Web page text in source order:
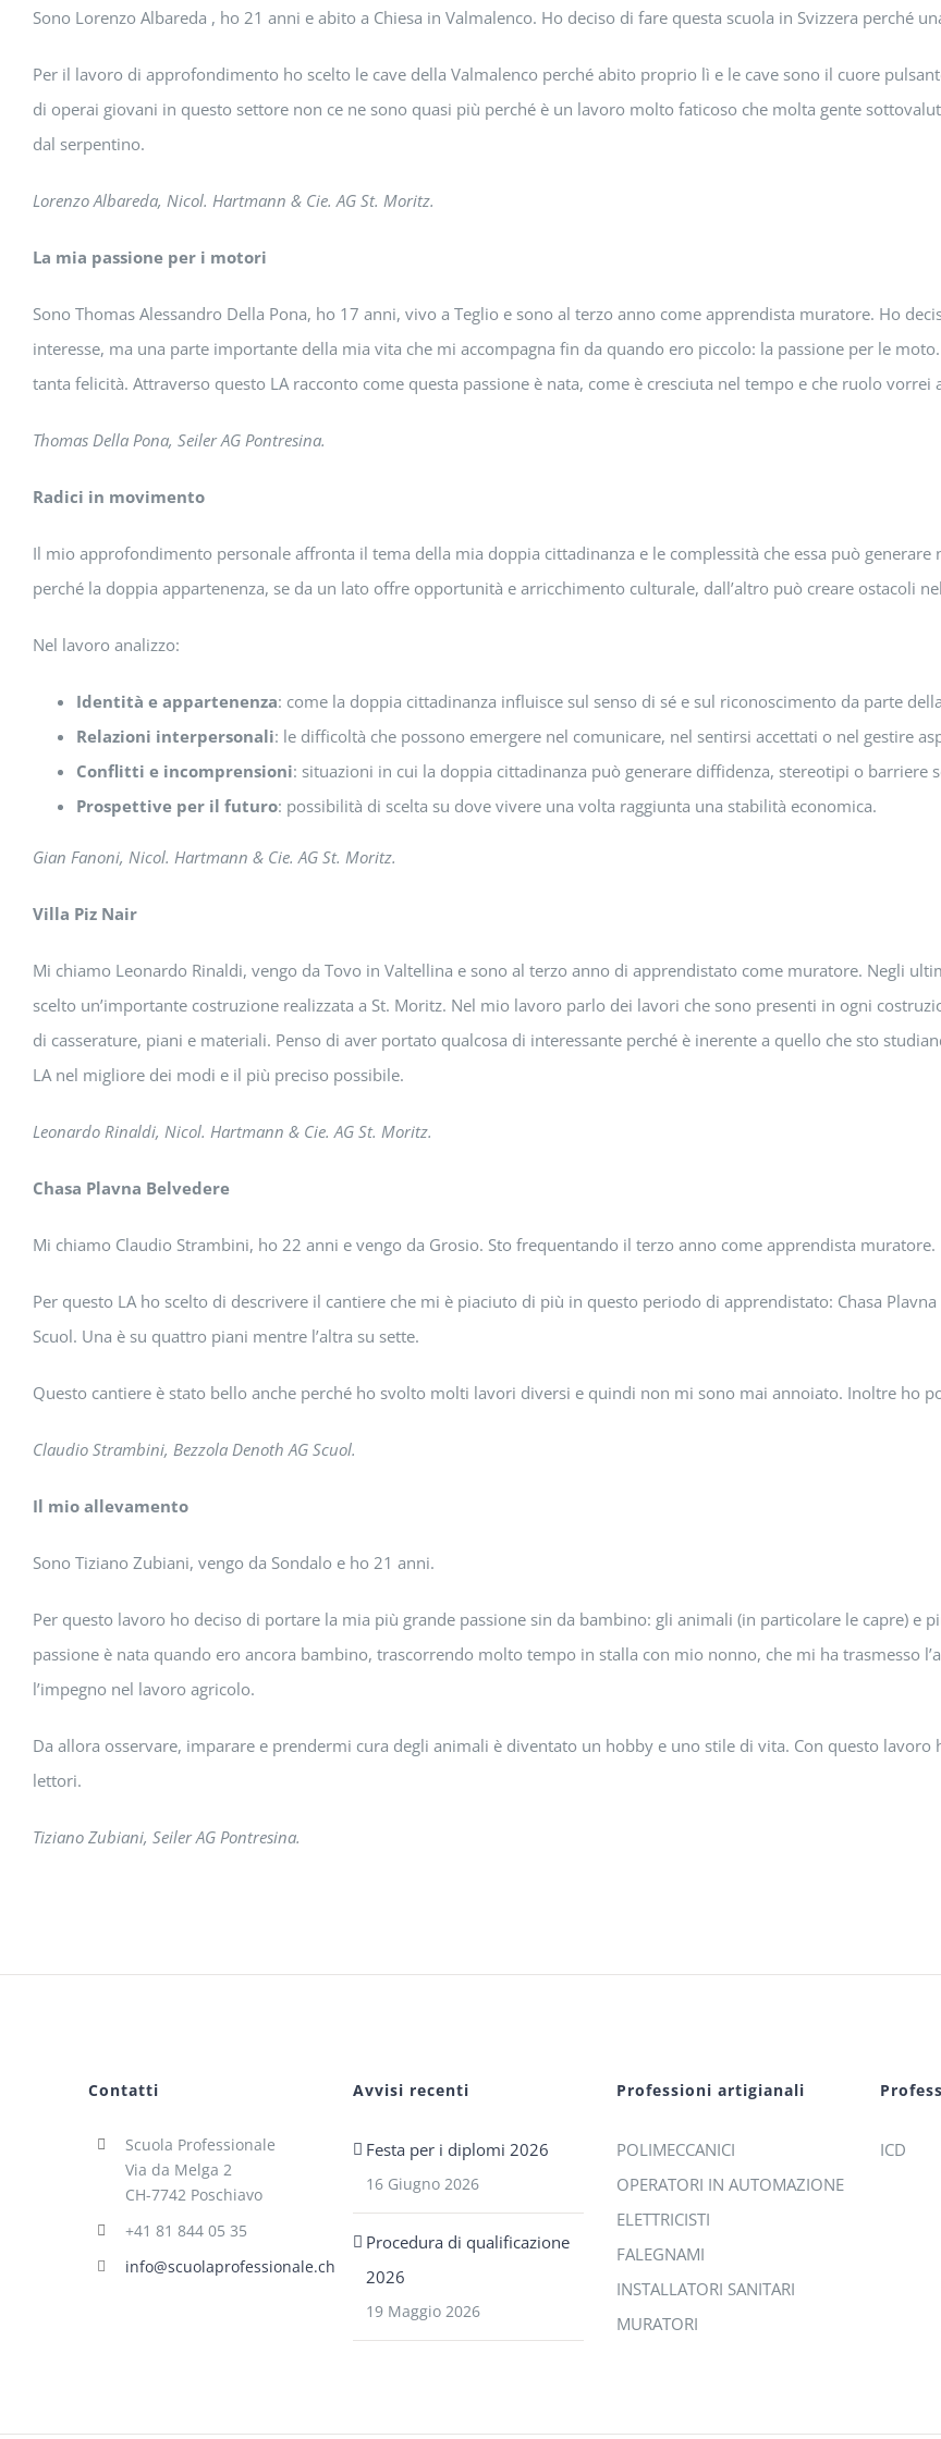
Sono Lorenzo Albareda , ho 21 anni e abito a Chiesa in Valmalenco. Ho deciso di fare questa scuola in Svizzera perché
Per il lavoro di approfondimento ho scelto le cave della Valmalenco perché abito proprio lì e le cave sono il cuore
di operai giovani in questo settore non ce ne sono quasi più perché è un lavoro molto faticoso che molta gente
dal serpentino.
Lorenzo Albareda, Nicol. Hartmann & Cie. AG St. Moritz.
La mia passione per i motori
Sono Thomas Alessandro Della Pona, ho 17 anni, vivo a Teglio e sono al terzo anno come apprendista muratore. Ho
interesse, ma una parte importante della mia vita che mi accompagna fin da quando ero piccolo: la passione per le
tanta felicità. Attraverso questo LA racconto come questa passione è nata, come è cresciuta nel tempo e che ruolo vorrei
Thomas Della Pona, Seiler AG Pontresina.
Radici in movimento
Il mio approfondimento personale affronta il tema della mia doppia cittadinanza e le complessità che essa può
perché la doppia appartenenza, se da un lato offre opportunità e arricchimento culturale, dall’altro può creare ostacoli
Nel lavoro analizzo:
Identità e appartenenza: come la doppia cittadinanza influisce sul senso di sé e sul riconoscimento da parte
Relazioni interpersonali: le difficoltà che possono emergere nel comunicare, nel sentirsi accettati o nel gestire
Conflitti e incomprensioni: situazioni in cui la doppia cittadinanza può generare diffidenza, stereotipi o barriere
Prospettive per il futuro: possibilità di scelta su dove vivere una volta raggiunta una stabilità economica.
Gian Fanoni, Nicol. Hartmann & Cie. AG St. Moritz.
Villa Piz Nair
Mi chiamo Leonardo Rinaldi, vengo da Tovo in Valtellina e sono al terzo anno di apprendistato come muratore. Negli
scelto un’importante costruzione realizzata a St. Moritz. Nel mio lavoro parlo dei lavori che sono presenti in ogni
di casserature, piani e materiali. Penso di aver portato qualcosa di interessante perché è inerente a quello che sto
LA nel migliore dei modi e il più preciso possibile.
Leonardo Rinaldi, Nicol. Hartmann & Cie. AG St. Moritz.
Chasa Plavna Belvedere
Mi chiamo Claudio Strambini, ho 22 anni e vengo da Grosio. Sto frequentando il terzo anno come apprendista muratore.
Per questo LA ho scelto di descrivere il cantiere che mi è piaciuto di più in questo periodo di apprendistato: Chasa
Scuol. Una è su quattro piani mentre l’altra su sette.
Questo cantiere è stato bello anche perché ho svolto molti lavori diversi e quindi non mi sono mai annoiato. Inoltre ho
Claudio Strambini, Bezzola Denoth AG Scuol.
Il mio allevamento
Sono Tiziano Zubiani, vengo da Sondalo e ho 21 anni.
Per questo lavoro ho deciso di portare la mia più grande passione sin da bambino: gli animali (in particolare le capre) e
passione è nata quando ero ancora bambino, trascorrendo molto tempo in stalla con mio nonno, che mi ha trasmesso
l’impegno nel lavoro agricolo.
Da allora osservare, imparare e prendermi cura degli animali è diventato un hobby e uno stile di vita. Con questo
lettori.
Tiziano Zubiani, Seiler AG Pontresina.
Contatti
Scuola Professionale
Via da Melga 2
CH-7742 Poschiavo
+41 81 844 05 35
info@scuolaprofessionale.ch
Avvisi recenti
Festa per i diplomi 2026
16 Giugno 2026
Procedura di qualificazione
2026
19 Maggio 2026
Professioni artigianali
POLIMECCANICI
OPERATORI IN AUTOMAZIONE
ELETTRICISTI
FALEGNAMI
INSTALLATORI SANITARI
MURATORI
ICD